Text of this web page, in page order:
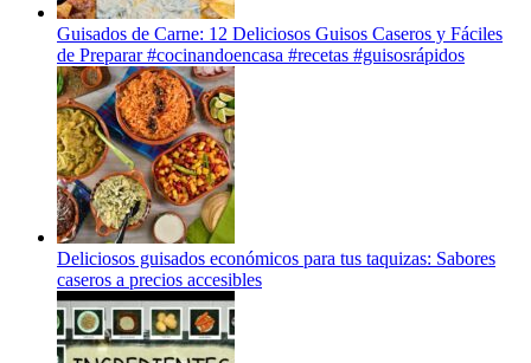
Guisados de Carne: 12 Deliciosos Guisos Caseros y Fáciles
de Preparar #cocinandoencasa #recetas #guisosrápidos
Deliciosos guisados económicos para tus taquizas: Sabores
caseros a precios accesibles